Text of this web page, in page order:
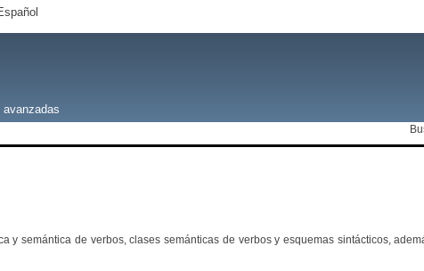
avanzadas
y semántica de verbos, clases semánticas de verbos y esquemas sintácticos,